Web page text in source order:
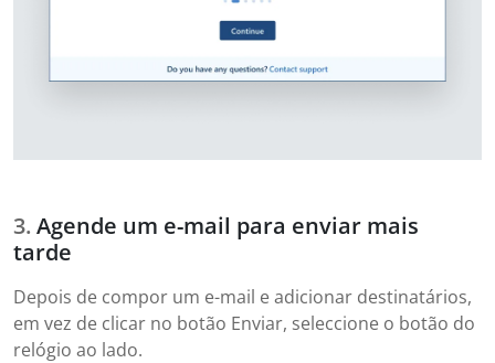
Agende um e-mail para enviar mais
tarde
Depois de compor um e-mail e adicionar destinatários,
em vez de clicar no botão Enviar, seleccione o botão do
relógio ao lado.